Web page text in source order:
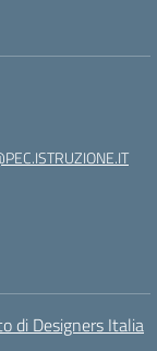
di Designers Italia